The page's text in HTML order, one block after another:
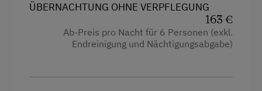
Ferienwohnung ebenerdig
Ferienwohnung mit Frühstück
Kinderbett
ÜBERNACHTUNG OHNE VERPFLEGUNG
163 €
Ab-Preis pro Nacht für 6 Personen (exkl.
Endreinigung und Nächtigungsabgabe)